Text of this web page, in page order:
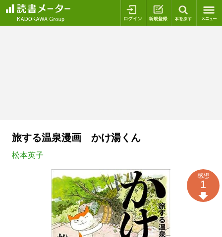
ログイン 新規登録
旅する温泉漫画 かけ湯くん
松本英子
感想
1